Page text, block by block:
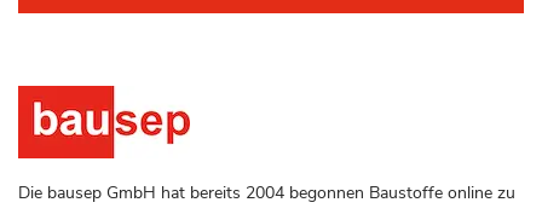
Die bausep GmbH hat bereits 2004 begonnen Baustoffe online zu